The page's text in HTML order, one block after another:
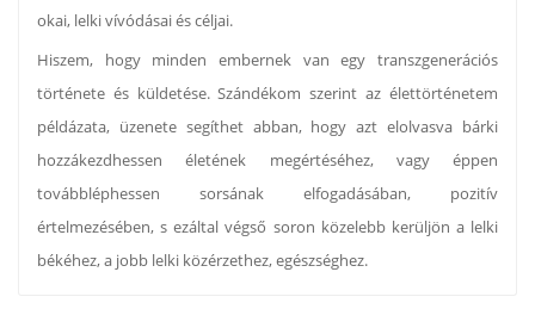
okai, lelki vívódásai és céljai.
Hiszem, hogy minden embernek van egy transzgenerációs
története és küldetése. Szándékom szerint az élettörténetem
példázata, üzenete segíthet abban, hogy azt elolvasva bárki
hozzákezdhessen életének megértéséhez, vagy éppen
továbbléphessen sorsának elfogadásában, pozitív
értelmezésében, s ezáltal végső soron közelebb kerüljön a lelki
békéhez, a jobb lelki közérzethez, egészséghez.